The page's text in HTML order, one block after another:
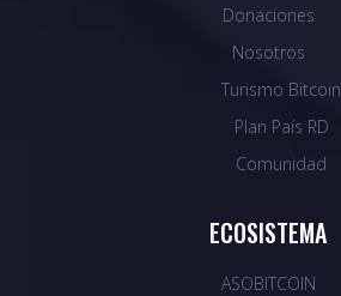
Donaciones
Nosotros
Turismo Bitcoin
Plan País RD
Comunidad
ECOSISTEMA
ASOBITCOIN